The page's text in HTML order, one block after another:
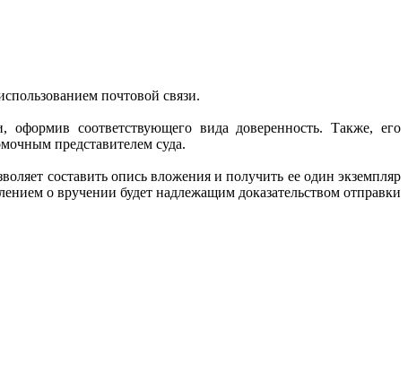
почтовой связи.
оформив соответствующего вида доверенность. Также, его
представителем суда.
составить опись вложения и получить ее один экземпляр
о вручении будет надлежащим доказательством отправки